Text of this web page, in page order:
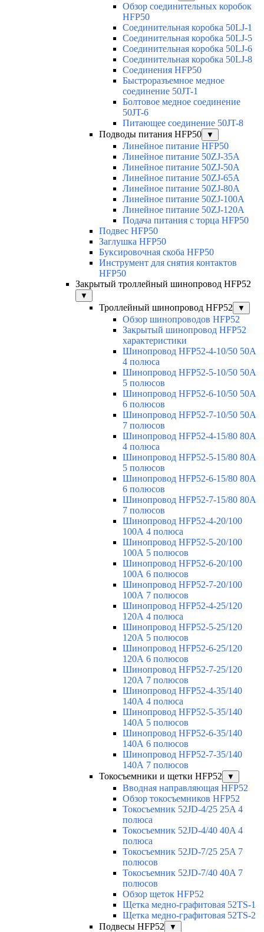
Обзор соединительных коробок
HFP50
Соединительная коробка 50LJ-1
Соединительная коробка 50LJ-5
Соединительная коробка 50LJ-6
Соединительная коробка 50LJ-8
Соединения HFP50
Быстроразъемное медное
соединение 50JT-1
Болтовое медное соединение
50JT-6
Питающее соединение 50JT-8
Подводы питания HFP50
▼
Линейное питание HFP50
Линейное питание 50ZJ-35A
Линейное питание 50ZJ-50A
Линейное питание 50ZJ-65A
Линейное питание 50ZJ-80A
Линейное питание 50ZJ-100A
Линейное питание 50ZJ-120A
Подача питания с торца HFP50
Подвес HFP50
Заглушка HFP50
Буксировочная скоба HFP50
Инструмент для снятия контактов
HFP50
Закрытый троллейный шинопровод HFP52
▼
Троллейный шинопровод HFP52 ▼
Обзор шинопроводов HFP52
Закрытый шинопровод HFP52
характеристики
Шинопровод HFP52-4-10/50 50A
4 полюса
Шинопровод HFP52-5-10/50 50А
5 полюсов
Шинопровод HFP52-6-10/50 50А
6 полюсов
Шинопровод HFP52-7-10/50 50А
7 полюсов
Шинопровод HFP52-4-15/80 80A
4 полюса
Шинопровод HFP52-5-15/80 80А
5 полюсов
Шинопровод HFP52-6-15/80 80А
6 полюсов
Шинопровод HFP52-7-15/80 80А
7 полюсов
Шинопровод HFP52-4-20/100
100А 4 полюса
Шинопровод HFP52-5-20/100
100А 5 полюсов
Шинопровод HFP52-6-20/100
100А 6 полюсов
Шинопровод HFP52-7-20/100
100А 7 полюсов
Шинопровод HFP52-4-25/120
120А 4 полюса
Шинопровод HFP52-5-25/120
120А 5 полюсов
Шинопровод HFP52-6-25/120
120А 6 полюсов
Шинопровод HFP52-7-25/120
120А 7 полюсов
Шинопровод HFP52-4-35/140
140А 4 полюса
Шинопровод HFP52-5-35/140
140А 5 полюсов
Шинопровод HFP52-6-35/140
140А 6 полюсов
Шинопровод HFP52-7-35/140
140А 7 полюсов
Токосъемники и щетки HFP52
▼
Вводная направляющая HFP52
Обзор токосъемников HFP52
Токосъемник 52JD-4/25 25A 4
полюса
Токосъемник 52JD-4/40 40A 4
полюса
Токосъемник 52JD-7/25 25A 7
полюсов
Токосъемник 52JD-7/40 40A 7
полюсов
Обзор щеток HFP52
Щетка медно-графитовая 52TS-1
Щетка медно-графитовая 52TS-2
Подвесы HFP52
▼